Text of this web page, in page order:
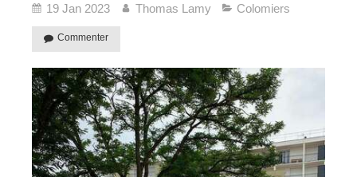
19 Jan 2023 Thomas Lamy Colomiers
Commenter